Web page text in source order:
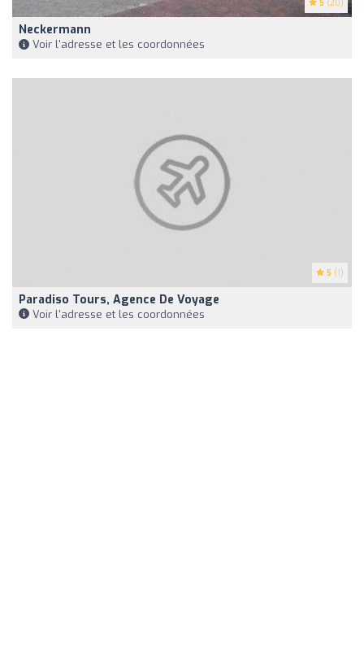
5 (20)
Neckermann
Voir l'adresse et les coordonnées
5 (1)
Paradiso Tours, Agence De Voyage
Voir l'adresse et les coordonnées